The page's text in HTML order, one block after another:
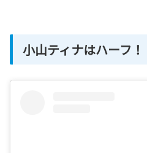
小山ティナはハーフ！